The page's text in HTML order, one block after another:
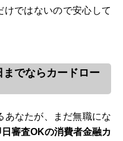
ではないので安心して
でならカードロー
あなたが、まだ無職にな
審査OKの消費者金融カ